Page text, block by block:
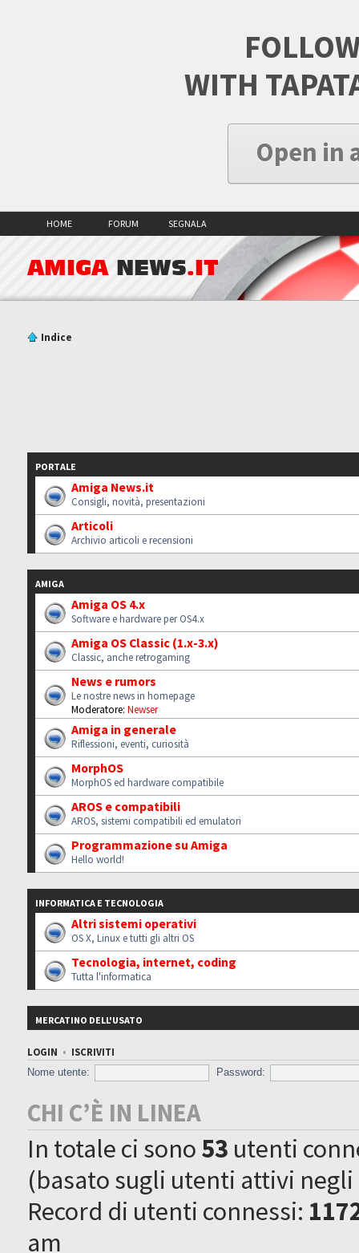
WITH
Open in
HOME FORUM SEGNALA
AMIGA NEWS.IT
Indice
PORTALE
Amiga News.it
Consigli, novità, presentazioni
Articoli
Archivio articoli e recensioni
AMIGA
Amiga OS 4.x
Software e hardware per OS4.x
Amiga OS Classic (1.x-3.x)
Classic, anche retrogaming
News e rumors
Le nostre news in homepage
Moderatore: Newser
Amiga in generale
Riflessioni, eventi, curiosità
MorphOS
MorphOS ed hardware compatibile
AROS e compatibili
AROS, sistemi compatibili ed emulatori
Programmazione su Amiga
Hello world!
INFORMATICA E TECNOLOGIA
Altri sistemi operativi
OS X, Linux e tutti gli altri OS
Tecnologia, internet, coding
Tutta l'informatica
MERCATINO DELL'USATO
LOGIN • ISCRIVITI
Nome utente:
Password:
CHI C’È IN LINEA
In totale ci sono53 utenti
(basato sugli utenti attivi
Record di utenti connessi:
am